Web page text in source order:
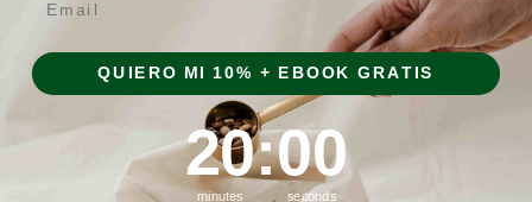
suits your needs.
Cancel whenever you want
Cancel your subscription at any time,
easily and without complications.
QUIERO MI 10% + EBOOK GRATIS
Countdown ends in:
19
19
minutes
::58
58
seconds